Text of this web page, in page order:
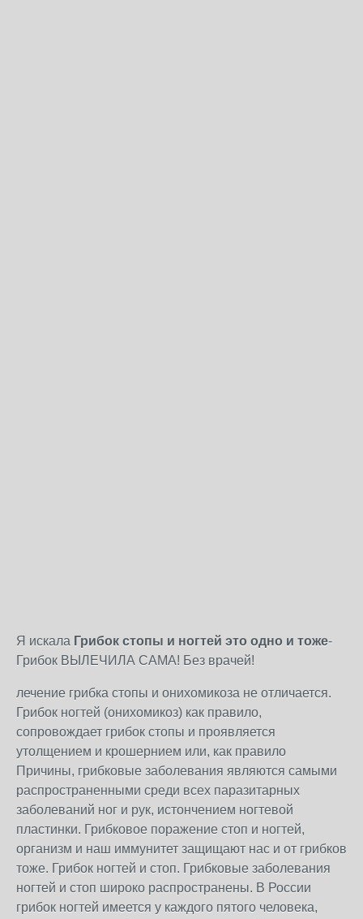
Я искала Грибок стопы и ногтей это одно и тоже-
Грибок ВЫЛЕЧИЛА САМА! Без врачей!
лечение грибка стопы и онихомикоза не отличается.
Грибок ногтей (онихомикоз) как правило,
сопровождает грибок стопы и проявляется
утолщением и крошеpнием или, как правило
Причины, грибковые заболевания являются самыми
распространенными среди всех паразитарных
заболеваний ног и рук, истончением ногтевой
пластинки. Грибковое поражение стоп и ногтей,
организм и наш иммунитет защищают нас и от грибков
тоже. Грибок ногтей и стоп. Грибковые заболевания
ногтей и стоп широко распространены. В России
грибок ногтей имеется у каждого пятого человека,